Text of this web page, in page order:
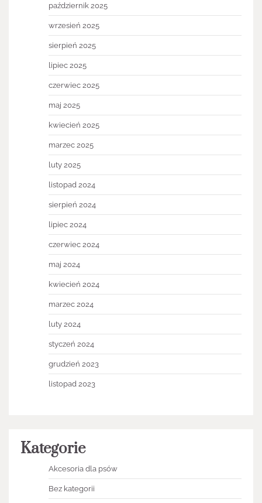
październik 2025
wrzesień 2025
sierpień 2025
lipiec 2025
czerwiec 2025
maj 2025
kwiecień 2025
marzec 2025
luty 2025
listopad 2024
sierpień 2024
lipiec 2024
czerwiec 2024
maj 2024
kwiecień 2024
marzec 2024
luty 2024
styczeń 2024
grudzień 2023
listopad 2023
Kategorie
Akcesoria dla psów
Bez kategorii